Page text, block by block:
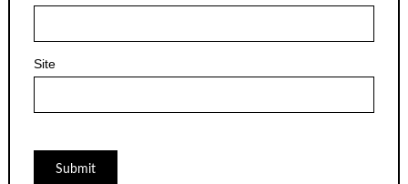
Site